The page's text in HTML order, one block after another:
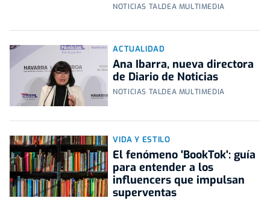
NOTICIAS TALDEA MULTIMEDIA
ACTUALIDAD
Ana Ibarra, nueva directora
de Diario de Noticias
NOTICIAS TALDEA MULTIMEDIA
VIDA Y ESTILO
El fenómeno 'BookTok': guía
para entender a los
influencers que impulsan
superventas